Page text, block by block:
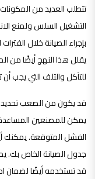
تتطلب العديد من
التشغيل السلس ولمنع
بإجراء الصيانة خلال
يقلل هذا النهج أيضًا من
للتآكل والتلف التي يجب
قد يكون من الصعب
يمكن للمصنعين
الفشل المتوقعة.
جدول الصيانة الخاص
قد تستخدمه أيضًا لضمان